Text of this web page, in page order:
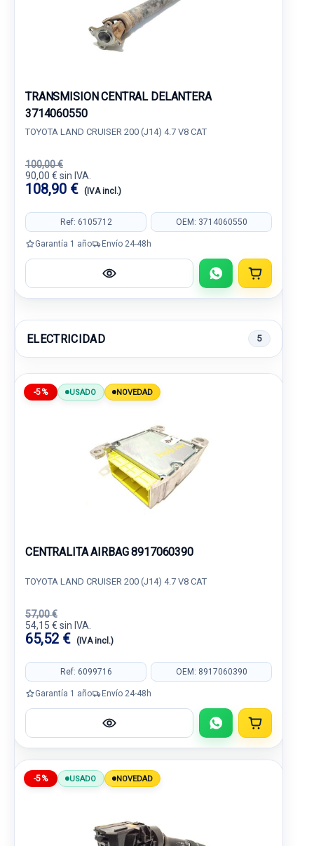
TRANSMISION CENTRAL DELANTERA
3714060550
TOYOTA LAND CRUISER 200 (J14) 4.7 V8 CAT
100,00 €
90,00 € sin IVA.
108,90 € (IVA incl.)
Ref: 6105712 OEM: 3714060550
Garantía 1 año Envío 24-48h
ELECTRICIDAD 5
-5% USADO NOVEDAD
CENTRALITA AIRBAG 8917060390
TOYOTA LAND CRUISER 200 (J14) 4.7 V8 CAT
57,00 €
54,15 € sin IVA.
65,52 € (IVA incl.)
Ref: 6099716 OEM: 8917060390
Garantía 1 año Envío 24-48h
-5% USADO NOVEDAD